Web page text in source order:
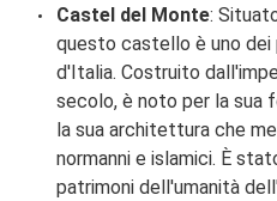
Castel del Monte:
questo castello è uno
d'Italia. Costruito
secolo, è noto per la sua
la sua architettura che
normanni e islamici. È
patrimoni dell'umanità